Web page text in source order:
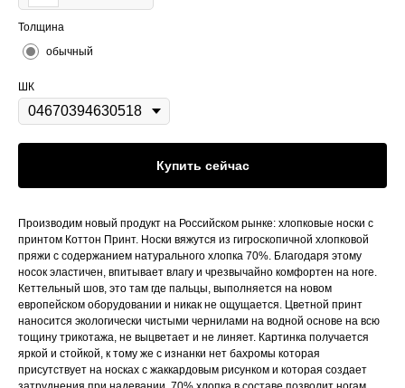
Толщина
обычный
ШК
Купить сейчас
Производим новый продукт на Российском рынке: хлопковые носки с
принтом Коттон Принт. Носки вяжутся из гигроскопичной хлопковой
пряжи с содержанием натурального хлопка 70%. Благодаря этому
носок эластичен, впитывает влагу и чрезвычайно комфортен на ноге.
Кеттельный шов, это там где пальцы, выполняется на новом
европейском оборудовании и никак не ощущается. Цветной принт
наносится экологически чистыми чернилами на водной основе на всю
тощину трикотажа, не выцветает и не линяет. Картинка получается
яркой и стойкой, к тому же с изнанки нет бахромы которая
присутствует на носках с жаккардовым рисунком и которая создает